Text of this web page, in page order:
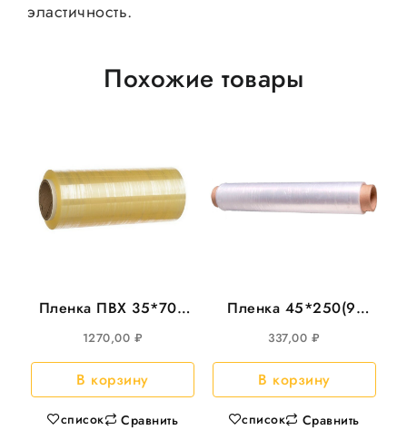
эластичность.
Похожие товары
Пленка ПВХ 35*700
CAST 8мкм
1270,00 ₽
В корзину
список Сравнить
Пленка 45*250(9)
Идеал WЕ2
белая.6рул/
кор(арт.190;8)
337,00 ₽
В корзину
список Сравнить